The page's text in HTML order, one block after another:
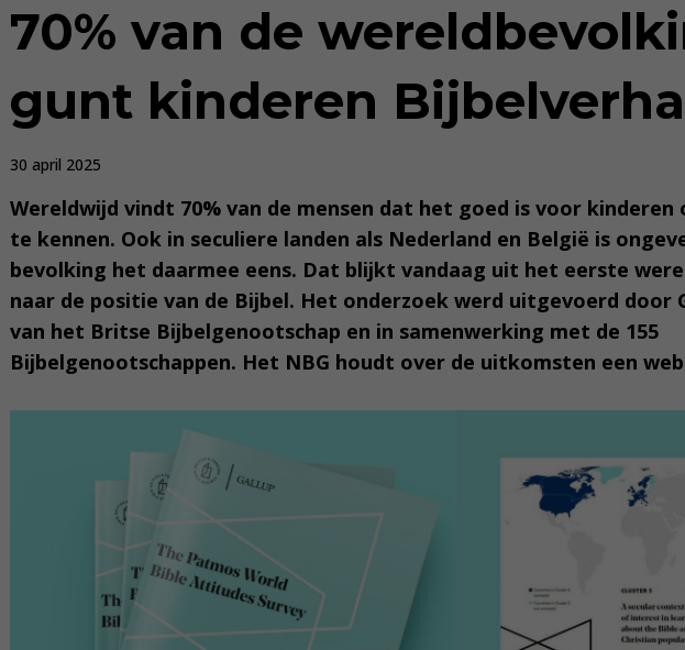
70% van de
gunt kinderen
30 april 2025
Wereldwijd vindt 70% van de mensen dat het goed is voor kinderen
te kennen. Ook in seculiere landen als Nederland en België is
bevolking het daarmee eens. Dat blijkt vandaag uit het eerste
naar de positie van de Bijbel. Het onderzoek werd uitgevoerd door
van het Britse Bijbelgenootschap en in samenwerking met de 155
Bijbelgenootschappen. Het NBG houdt over de uitkomsten een